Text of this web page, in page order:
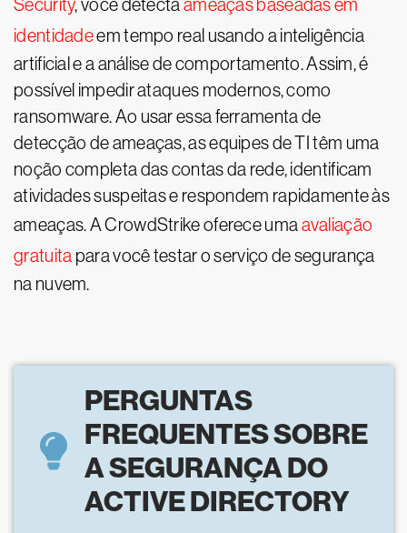
Security, você detecta ameaças baseadas em
identidadeem tempo real usando a inteligência
artificial e a análise de comportamento. Assim, é
possível impedir ataques modernos, como
ransomware. Ao usar essa ferramenta de
detecção de ameaças, as equipes de TI têm uma
noção completa das contas da rede, identificam
atividades suspeitas e respondem rapidamente às
ameaças. A CrowdStrike oferece uma avaliação
gratuita para você testar o serviço de segurança
na nuvem.
PERGUNTAS
FREQUENTES SOBRE
A SEGURANÇA DO
ACTIVE DIRECTORY